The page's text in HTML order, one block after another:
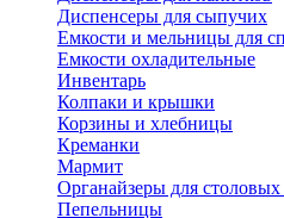
Диспенсеры для сыпучих
Емкости и мельницы для
Емкости охладительные
Инвентарь
Колпаки и крышки
Корзины и хлебницы
Креманки
Мармит
Органайзеры для
Пепельницы